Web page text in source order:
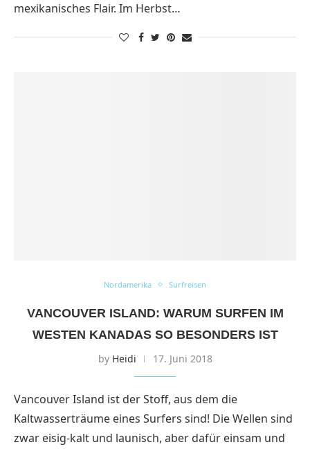
mexikanisches Flair. Im Herbst…
Nordamerika Surfreisen
VANCOUVER ISLAND: WARUM SURFEN IM
WESTEN KANADAS SO BESONDERS IST
by Heidi 17. Juni 2018
Vancouver Island ist der Stoff, aus dem die
Kaltwasserträume eines Surfers sind! Die Wellen sind
zwar eisig-kalt und launisch, aber dafür einsam und